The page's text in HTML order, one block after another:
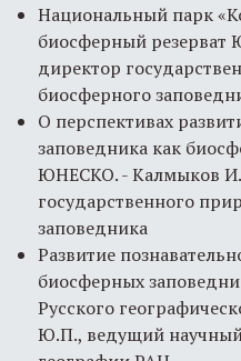
Национальный парк
биосферный резерват
директор
биосферного
О перспективах
заповедника как
ЮНЕСКО. - Калмыков
государственного
заповедника
Развитие
биосферных
Русского
Ю.П., ведущий